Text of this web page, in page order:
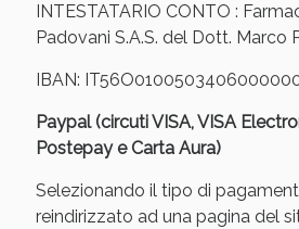
INTESTATARIO CONTO :
Padovani S.A.S. del Dott. Marco
IBAN:
Paypal (circuti VISA, VISA
Postepay e Carta Aura)
Selezionando il tipo di
reindirizzato ad una pagina del